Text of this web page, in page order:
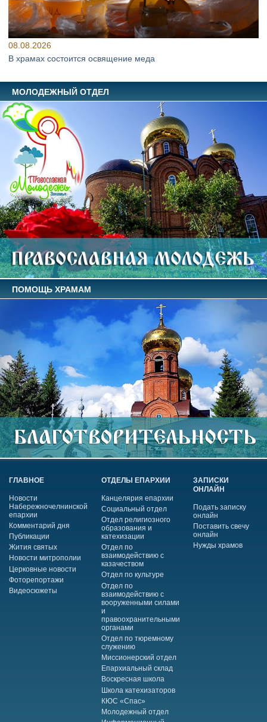
08.08.2026
В храмах состоится освящение меда
МОЛОДЕЖНЫЙ ОТДЕЛ
ПОМОЩЬ ХРАМАМ
ГЛАВНОЕ
Новости
Набережночелнинской
епархии
Комментарий дня
Публикации
Жития святых
Новости митрополии
Церковные новости
Фоторепортажи
Видеосюжеты
ОТДЕЛЫ ЕПАРХИИ
Канцелярия епархии
Социальный отдел
Отдел религиозного
образования и
катехизации
Отдел по
взаимодействию с
казачеством
Отдел по культуре
Отдел по
взаимодействию с
вооруженными силами
и
правоохранительными
органами
Отдел по тюремному
служению
Миссионерский отдел
Епархиальный склад
Воскресная школа
Школа катехизаторов
КЮС «Спас»
Молодежный отдел
ЗАПИСКИ
ОНЛАЙН
Подать записку
онлайн
Поставить свечу
онлайн
Нужды храмов